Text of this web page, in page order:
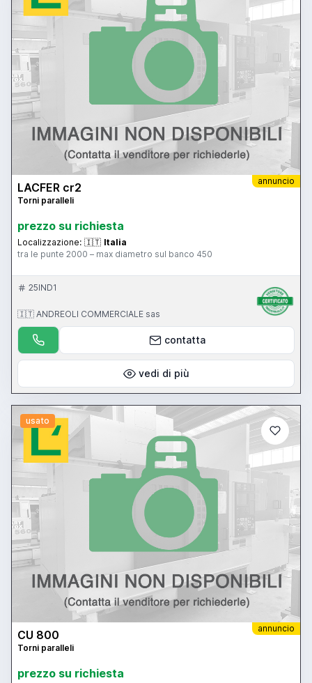
annuncio
LACFER cr2
Torni paralleli
prezzo su richiesta
Localizzazione: 🇮🇹 Italia
tra le punte 2000 – max diametro sul banco 450
25IND1
🇮🇹 ANDREOLI COMMERCIALE sas
contatta
vedi di più
usato
annuncio
CU 800
Torni paralleli
prezzo su richiesta